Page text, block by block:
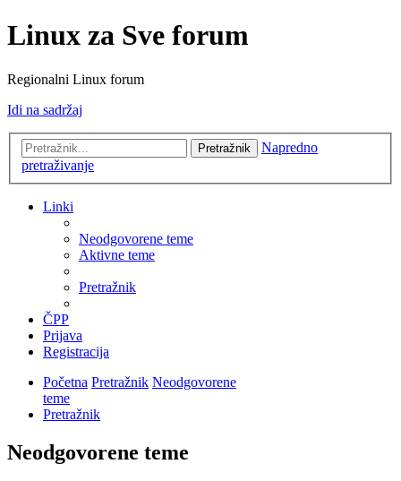
Linux za Sve forum
Regionalni Linux forum
Idi na sadržaj
Pretražnik
Napredno
pretraživanje
Linki
Neodgovorene teme
Aktivne teme
Pretražnik
ČPP
Prijava
Registracija
Početna Pretražnik Neodgovorene
teme
Pretražnik
Neodgovorene teme